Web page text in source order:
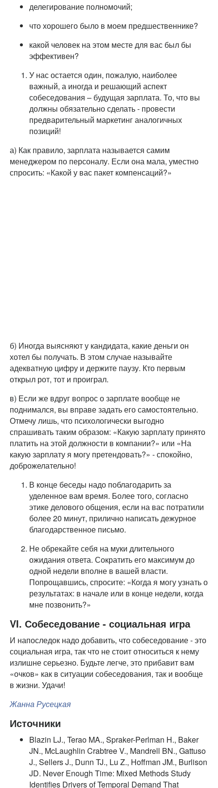
делегирование полномочий;
что хорошего было в моем предшественнике?
какой человек на этом месте для вас был бы
эффективен?
У нас остается один, пожалую, наиболее
важный, а иногда и решающий аспект
собеседования – будущая зарплата. То, что вы
должны обязательно сделать - провести
предварительный маркетинг аналогичных
позиций!
а) Как правило, зарплата называется самим
менеджером по персоналу. Если она мала, уместно
спросить: «Какой у вас пакет компенсаций?»
б) Иногда выясняют у кандидата, какие деньги он
хотел бы получать. В этом случае называйте
адекватную цифру и держите паузу. Кто первым
открыл рот, тот и проиграл.
в) Если же вдруг вопрос о зарплате вообще не
поднимался, вы вправе задать его самостоятельно.
Отмечу лишь, что психологически выгодно
спрашивать таким образом: «Какую зарплату принято
платить на этой должности в компании?» или «На
какую зарплату я могу претендовать?» - спокойно,
доброжелательно!
В конце беседы надо поблагодарить за
уделенное вам время. Более того, согласно
этике делового общения, если на вас потратили
более 20 минут, прилично написать дежурное
благодарственное письмо.
Не обрекайте себя на муки длительного
ожидания ответа. Сократить его максимум до
одной недели вполне в вашей власти.
Попрощавшись, спросите: «Когда я могу узнать о
результатах: в начале или в конце недели, когда
мне позвонить?»
VI. Собеседование - социальная игра
И напоследок надо добавить, что собеседование - это
социальная игра, так что не стоит относиться к нему
излишне серьезно. Будьте легче, это прибавит вам
«очков» как в ситуации собеседования, так и вообще
в жизни. Удачи!
Жанна Русецкая
Источники
Blazin LJ., Terao MA., Spraker-Perlman H., Baker
JN., McLaughlin Crabtree V., Mandrell BN., Gattuso
J., Sellers J., Dunn TJ., Lu Z., Hoffman JM., Burlison
JD. Never Enough Time: Mixed Methods Study
Identifies Drivers of Temporal Demand That